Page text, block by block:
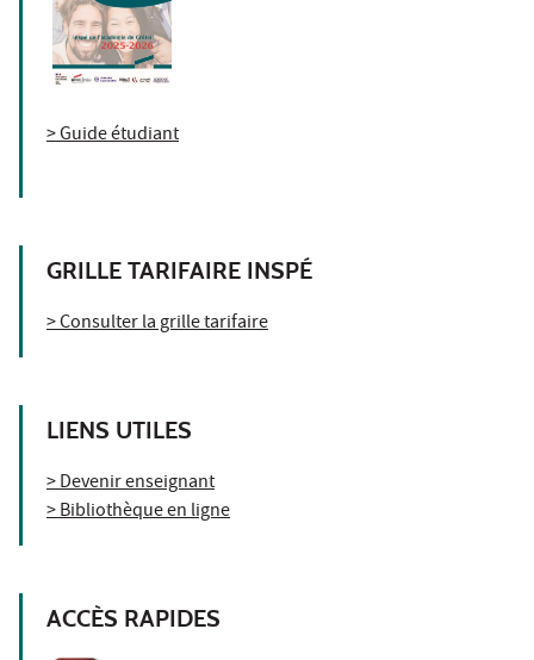
> Guide étudiant
GRILLE TARIFAIRE INSPÉ
> Consulter la grille tarifaire
LIENS UTILES
> Devenir enseignant
> Bibliothèque en ligne
ACCÈS RAPIDES